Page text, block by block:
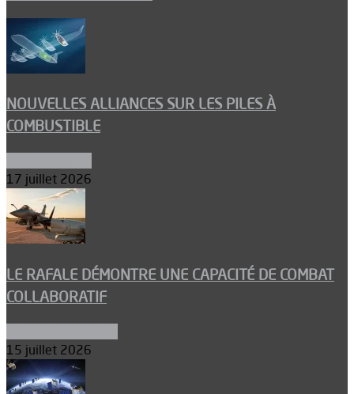
NOUVELLES ALLIANCES SUR LES PILES À
COMBUSTIBLE
17 juillet 2026
LE RAFALE DÉMONTRE UNE CAPACITÉ DE COMBAT
COLLABORATIF
15 juillet 2026